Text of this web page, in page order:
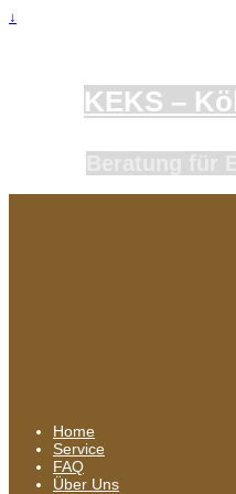
↓
KEKS –
Home
Service
FAQ
Über Uns